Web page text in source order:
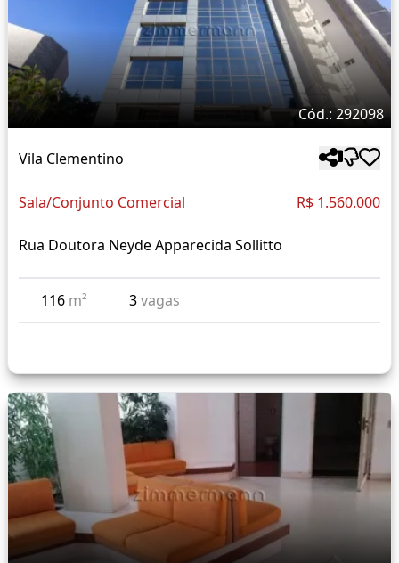
Cód.: 292098
Vila Clementino
Sala/Conjunto Comercial R$ 1.560.000
Rua Doutora Neyde Apparecida Sollitto
116 m² 3vagas